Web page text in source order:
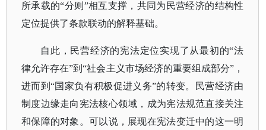
所承载的“分则”相互支撑，共同为民营经济的结构性
定位提供了条款联动的解释基础。
自此，民营经济的宪法定位实现了从最初的“法
律允许存在”到“社会主义市场经济的重要组成部分”，
进而到“国家负有积极促进义务”的转变。民营经济由
制度边缘走向宪法核心领域，成为宪法规范直接关注
和保障的对象。可以说，展现在宪法变迁中的这一明